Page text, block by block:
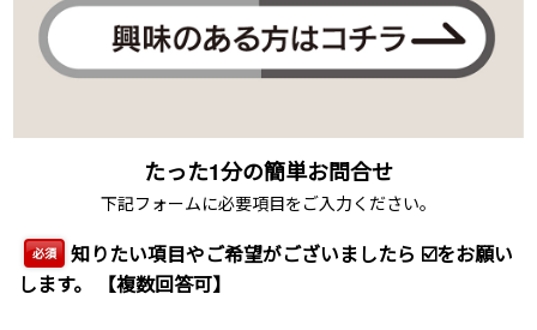
たった1分の簡単お問合せ
下記フォームに必要項目をご入力ください。
必須
知りたい項目やご希望がございましたら ☑️をお願い
します。 【複数回答可】